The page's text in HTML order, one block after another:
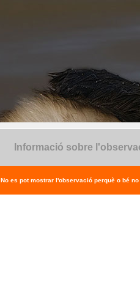
Informació sobre
No es pot mostrar l'observació perquè o bé